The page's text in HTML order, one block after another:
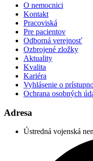
O nemocnici
Kontakt
Pracoviská
Pre pacientov
Odborná verejnosť
Ozbrojené zložky
Aktuality
Kvalita
Kariéra
Vyhlásenie o
Ochrana osobných
Adresa
Ústredná vojenská